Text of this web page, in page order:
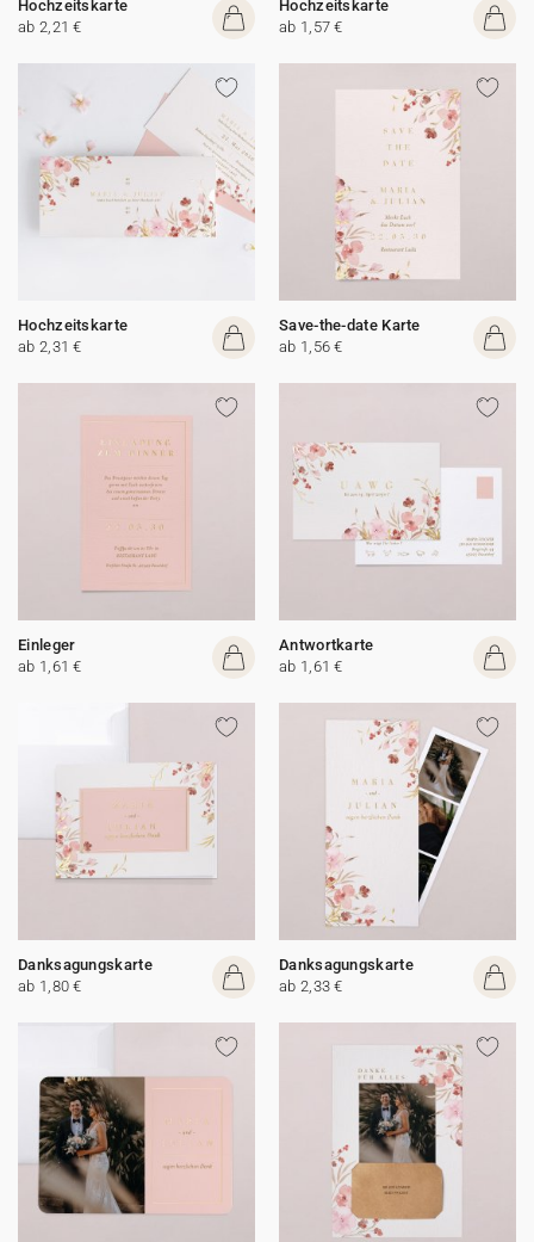
Hochzeitskarte
ab 2,21 €
Hochzeitskarte
ab 1,57 €
Hochzeitskarte
ab 2,31 €
Save-the-date Karte
ab 1,56 €
Einleger
ab 1,61 €
Antwortkarte
ab 1,61 €
Danksagungskarte
ab 1,80 €
Danksagungskarte
ab 2,33 €